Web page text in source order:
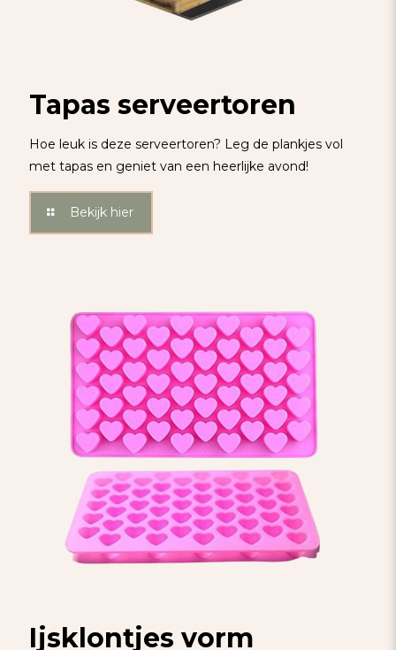
Tapas serveertoren
Hoe leuk is deze serveertoren? Leg de plankjes vol
met tapas en geniet van een heerlijke avond!
Bekijk hier
Ijsklontjes vorm